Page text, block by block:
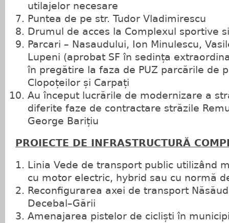
utilajelor necesare
Puntea de pe str. Tudor Vladimirescu
Drumul de acces la Complexul sportive
Parcari – Nasaudului, Ion Minulescu,
Lupeni (aprobat SF în sedința
în pregătire la faza de PUZ parcările de
Clopoțeilor și Carpați
Au început lucrările de modernizare a
diferite faze de contractare străzile
George Barițiu
PROIECTE DE INFRASTRUCTURĂ
Linia Vede de transport public utilizând
cu motor electric, hybrid sau cu normă
Reconfigurarea axei de transport
Decebal–Gării
Amenajarea pistelor de cicliști în